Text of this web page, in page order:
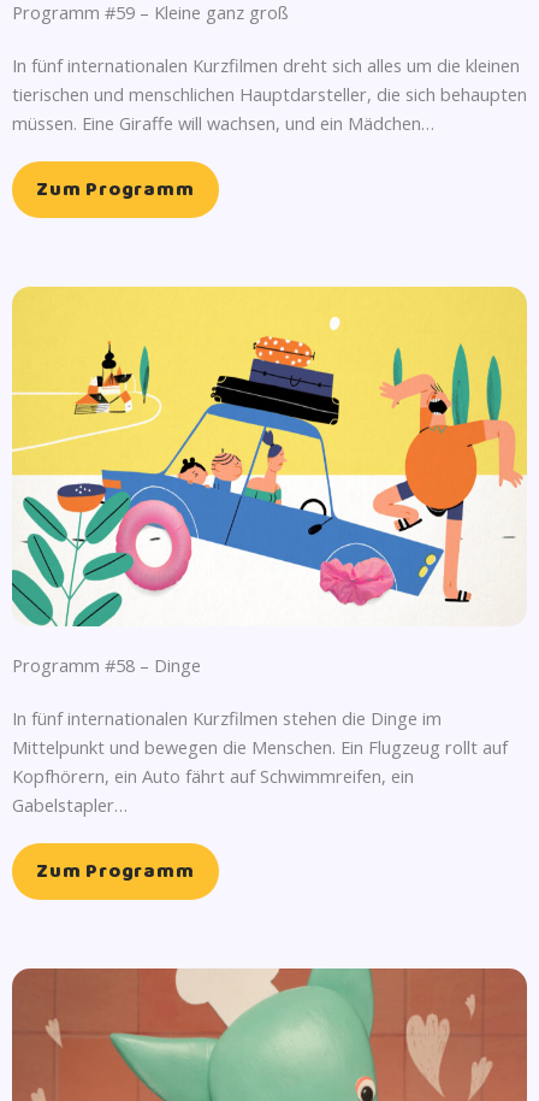
Programm #59 – Kleine ganz groß
In fünf internationalen Kurzfilmen dreht sich alles um die kleinen
tierischen und menschlichen Hauptdarsteller, die sich behaupten
müssen. Eine Giraffe will wachsen, und ein Mädchen…
Zum Programm
Programm #58 – Dinge
In fünf internationalen Kurzfilmen stehen die Dinge im
Mittelpunkt und bewegen die Menschen. Ein Flugzeug rollt auf
Kopfhörern, ein Auto fährt auf Schwimmreifen, ein
Gabelstapler…
Zum Programm